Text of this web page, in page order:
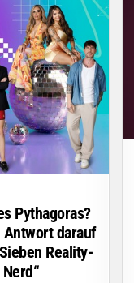
Pythagoras?
darauf
Reality-